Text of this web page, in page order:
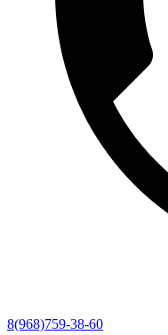
8(968)759-38-60